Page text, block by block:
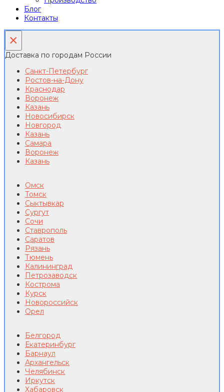
Блог
Контакты
×
Доставка по городам России
Санкт-Петербург
Ростов-на-Дону
Краснодар
Воронеж
Казань
Новосибирск
Новгород
Казань
Самара
Воронеж
Казань
Омск
Томск
Сыктывкар
Сургут
Сочи
Ставрополь
Саратов
Рязань
Тюмень
Калининград
Петрозаводск
Кострома
Курск
Новороссийск
Орел
Белгород
Екатеринбург
Барнаул
Архангельск
Челябинск
Иркутск
Хабаровск